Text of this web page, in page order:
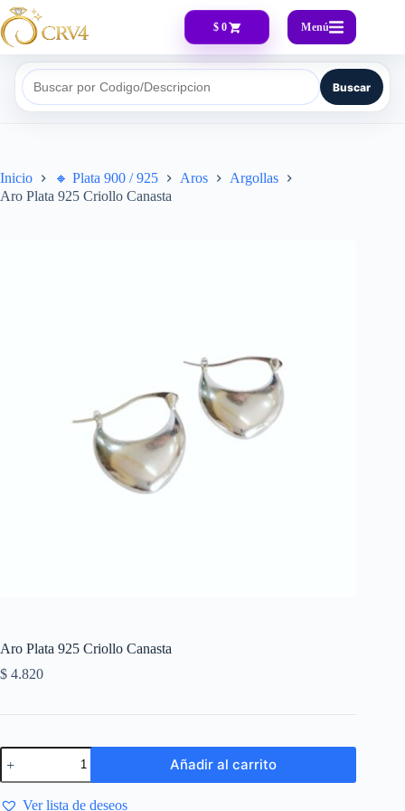
$ 0 Menú
Buscar por Codigo/Descripcion Buscar
Inicio 🔸​ Plata 900 / 925 Aros
Argollas
Aro Plata 925 Criollo Canasta
Aro Plata 925 Criollo Canasta
$ 4.820
Añadir al carrito
Ver lista de deseos